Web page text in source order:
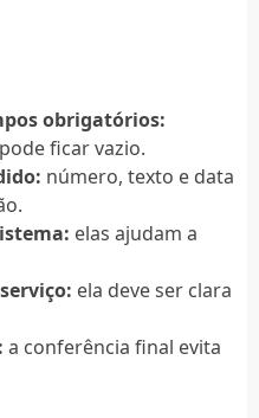
obrigatórios:
ficar vazio.
número, texto e data
elas ajudam a
ela deve ser clara
a conferência final evita